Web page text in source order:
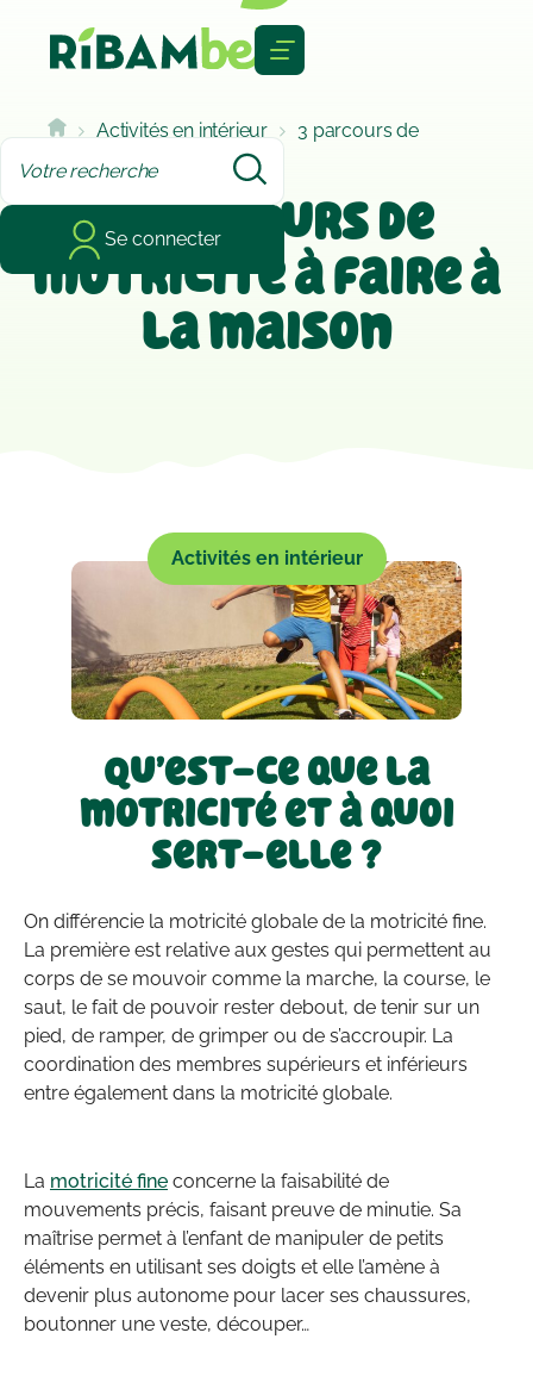
Se connecter
Activités en intérieur
3 parcours de
motricité à faire à la maison
3 parcours de
motricité à faire à
la maison
Activités en intérieur
Qu’est-ce que la
motricité et à quoi
sert-elle ?
On différencie la motricité globale de la motricité fine.
La première est relative aux gestes qui permettent au
corps de se mouvoir comme la marche, la course, le
saut, le fait de pouvoir rester debout, de tenir sur un
pied, de ramper, de grimper ou de s’accroupir. La
coordination des membres supérieurs et inférieurs
entre également dans la motricité globale.
La motricité fine concerne la faisabilité de
mouvements précis, faisant preuve de minutie. Sa
maîtrise permet à l’enfant de manipuler de petits
éléments en utilisant ses doigts et elle l’amène à
devenir plus autonome pour lacer ses chaussures,
boutonner une veste, découper…
Cookies management panel